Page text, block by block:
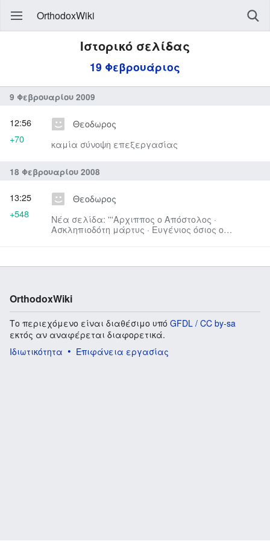
OrthodoxWiki
Ιστορικό σελίδας
19 Φεβρουάριος
9 Φεβρουαρίου 2009
Θεοδωρος
καμία σύνοψη επεξεργασίας
12:56
+70
18 Φεβρουαρίου 2008
Θεοδωρος
Νέα σελίδα: '''Αρχιππος ο Απόστολος ·
Ασκληπιοδότη μάρτυς · Ευγένιος όσιος ο
13:25
+548
OrthodoxWiki
Το περιεχόμενο είναι διαθέσιμο υπό GFDL / CC by-sa
εκτός αν αναφέρεται διαφορετικά.
Ιδιωτικότητα
Επιφάνεια εργασίας